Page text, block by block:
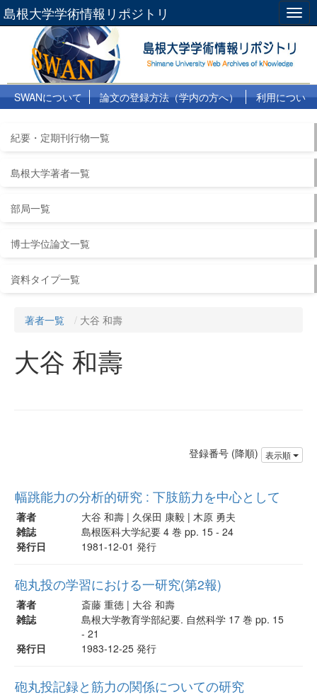
島根大学学術情報リポジトリ
SWANについて 論文の登録方法（学内の方へ）
利用につい
紀要・定期刊行物一覧
島根大学著者一覧
部局一覧
博士学位論文一覧
資料タイプ一覧
著者一覧 大谷 和壽
大谷 和壽
登録番号 (降順) 表示順
幅跳能力の分析的研究 : 下肢筋力を中心として
著者
大谷 和壽 | 久保田 康毅 | 木原 勇夫
雑誌
島根医科大学紀要 4 巻 pp. 15 - 24
発行日
1981-12-01 発行
砲丸投の学習における一研究(第2報)
著者
斎藤 重徳 | 大谷 和壽
雑誌
島根大学教育学部紀要. 自然科学 17 巻 pp. 15
- 21
発行日
1983-12-25 発行
砲丸投記録と筋力の関係についての研究